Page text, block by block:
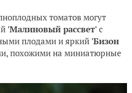
томатов могут
'Малиновый рассвет'с
плодами и яркий 'Бизон
похожими на миниатюрные